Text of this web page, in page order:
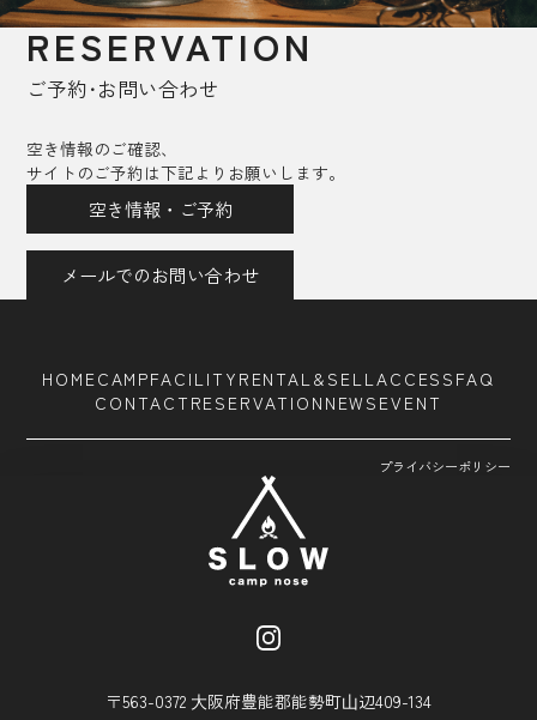
RESERVATION
ご予約･お問い合わせ
空き情報のご確認、
サイトのご予約は下記よりお願いします。
空き情報・ご予約
メールでのお問い合わせ
HOME CAMPFACILITY RENTAL&SELL ACCESS FAQ
CONTACT RESERVATION NEWS EVENT
プライバシーポリシー
〒563-0372 ⼤阪府豊能郡能勢町⼭辺409-134